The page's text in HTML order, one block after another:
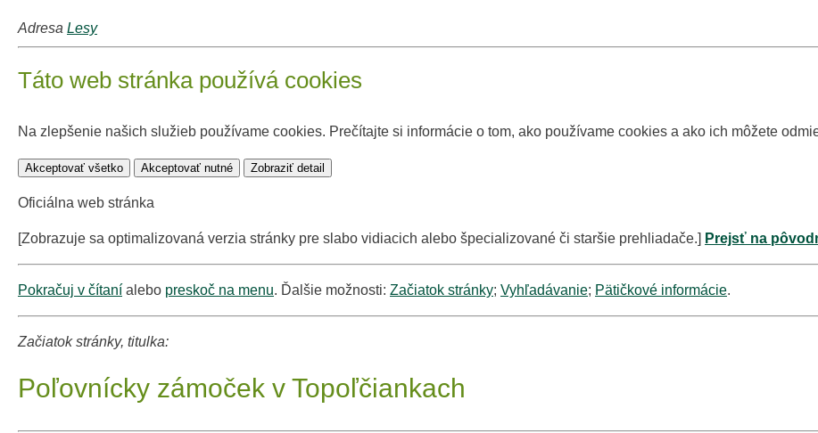
Adresa Lesy
Táto web stránka používá cookies
Na zlepšenie našich služieb používame cookies. Prečítajte si informácie o tom, ako používame cookies a ako ich môžete
Akceptovať všetko Akceptovať nutné Zobraziť detail
Oficiálna web stránka
[Zobrazuje sa optimalizovaná verzia stránky pre slabo vidiacich alebo špecializované či staršie prehliadače.] Prejsť na
Pokračuj v čítaní alebo preskoč na menu. Ďalšie možnosti: Začiatok stránky; Vyhľadávanie; Pätičkové informácie.
Začiatok stránky, titulka:
Poľovnícky zámoček v Topoľčiankach